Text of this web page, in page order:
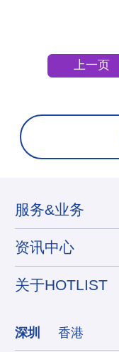
上一页
服务&业务
资讯中心
关于HOTLIST
深圳 香港